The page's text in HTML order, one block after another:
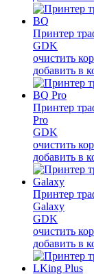
Принтер
GDK
очистить
добавить в
Принтер
Pro
GDK
очистить
добавить в
Принтер
Galaxy
GDK
очистить
добавить в